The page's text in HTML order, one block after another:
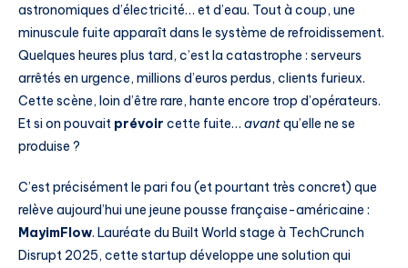
astronomiques d’électricité… et d’eau. Tout à coup, une
minuscule fuite apparaît dans le système de refroidissement.
Quelques heures plus tard, c’est la catastrophe : serveurs
arrêtés en urgence, millions d’euros perdus, clients furieux.
Cette scène, loin d’être rare, hante encore trop d’opérateurs.
Et si on pouvait prévoir cette fuite… avantqu’elle ne se
produise ?
C’est précisément le pari fou (et pourtant très concret) que
relève aujourd’hui une jeune pousse française-américaine :
MayimFlow. Lauréate du Built World stage à TechCrunch
Disrupt 2025, cette startup développe une solution qui